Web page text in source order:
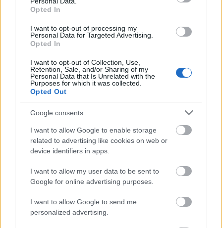
Opted In
I want to opt-out of processing my
Personal Data for Targeted Advertising.
Opted In
I want to opt-out of Collection, Use,
Retention, Sale, and/or Sharing of my
Personal Data that Is Unrelated with the
Purposes for which it was collected.
Opted Out
Google consents
I want to allow Google to enable storage
related to advertising like cookies on web or
device identifiers in apps.
I want to allow my user data to be sent to
Google for online advertising purposes.
I want to allow Google to send me
personalized advertising.
en el partido aplazado ante el Valencia. Modric no es titular
minutos de juego para Dani Ceballos.
Jon Aramburu (Real Sociedad)
El lateral derecho txuri-urdin no jugará contra el Valencia al
tener que cumplir ciclo de amonestaciones. Traoré y
Odriozola están lesionados, así que la única opción que
Mestalla es Aritz Elustondo.
Consejos de compra: 5 opciones 'low cost' para la
jornada 20
Si necesitas reforzar tu equipo de
la jornada 20 de Comunio con un
cinco opciones 'low cost' por
menos de 1,5 millones de euros.